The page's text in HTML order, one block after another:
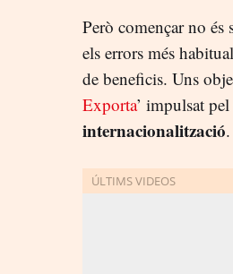
Però començar no
els errors més
de beneficis. Uns
Exporta’ impulsat pel
internacionalització.